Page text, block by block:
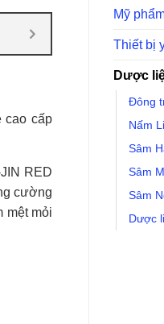
Mỹ
Thiết bị
Dược
Đông
Nấm
Sâm
Sâm
Sâm
Dược
cao cấp
RED
cường
mệt mỏi